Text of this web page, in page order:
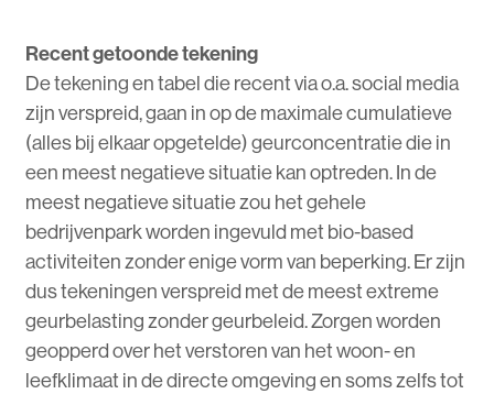
Recent getoonde tekening
De tekening en tabel die recent via o.a. social media
zijn verspreid, gaan in op de maximale cumulatieve
(alles bij elkaar opgetelde) geurconcentratie die in
een meest negatieve situatie kan optreden. In de
meest negatieve situatie zou het gehele
bedrijvenpark worden ingevuld met bio-based
activiteiten zonder enige vorm van beperking. Er zijn
dus tekeningen verspreid met de meest extreme
geurbelasting zonder geurbeleid. Zorgen worden
geopperd over het verstoren van het woon- en
leefklimaat in de directe omgeving en soms zelfs tot